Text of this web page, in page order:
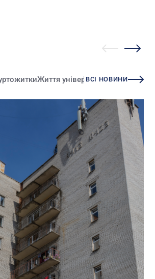
Життя університетуЗміни
ВСІ НОВИНИ